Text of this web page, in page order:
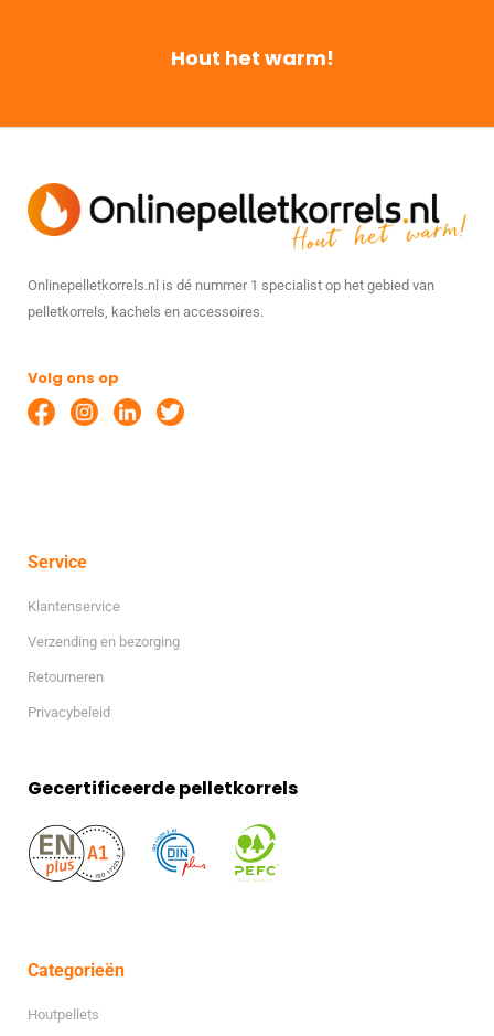
Hout het warm!
Onlinepelletkorrels.nl is dé nummer 1 specialist op het gebied van
pelletkorrels, kachels en accessoires.
Volg ons op
Service
Klantenservice
Verzending en bezorging
Retourneren
Privacybeleid
Gecertificeerde pelletkorrels
Categorieën
Houtpellets